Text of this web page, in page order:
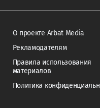
О проекте Arbat Media
Рекламодателям
Правила использования
материалов
Политика